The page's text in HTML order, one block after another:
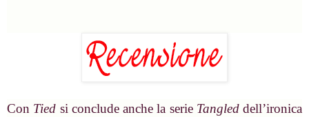
Con Tied si conclude anche la serie Tangled dell’ironica